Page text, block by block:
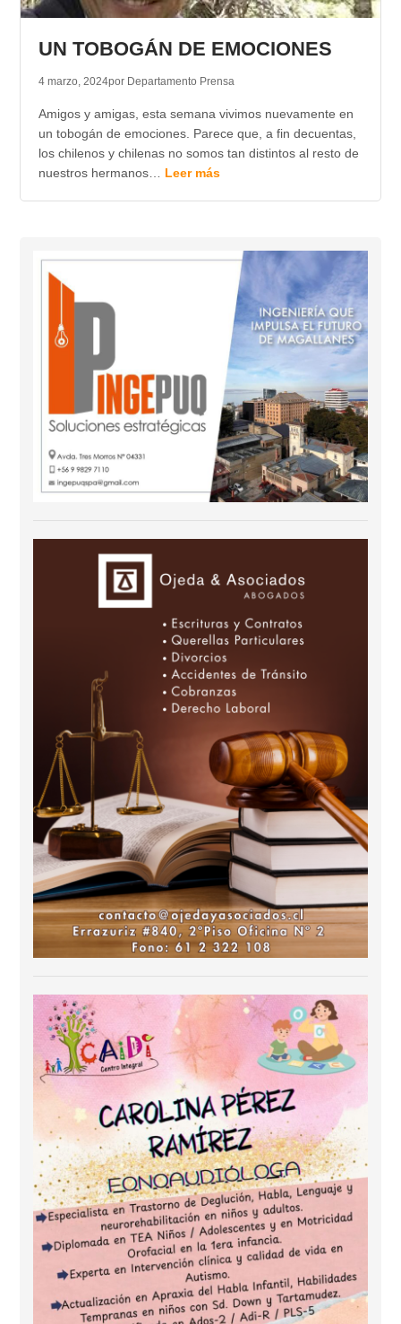
UN TOBOGÁN DE EMOCIONES
4 marzo, 2024por Departamento Prensa
Amigos y amigas, esta semana vivimos nuevamente en
un tobogán de emociones. Parece que, a fin decuentas,
los chilenos y chilenas no somos tan distintos al resto de
nuestros hermanos… Leer más